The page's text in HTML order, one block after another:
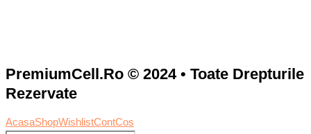
PremiumCell.Ro © 2024 • Toate Drepturile
Rezervate
AcasaShopWishlistContCos